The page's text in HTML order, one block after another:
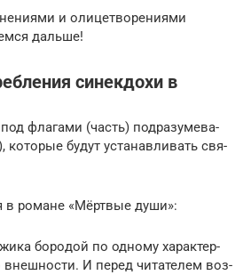
и олицетворениями
дальше!
синекдохи в
фла­га­ми (часть) под­ра­зу­ме­ва­
кото­рые будут уста­нав­ли­вать свя­
в романе «Мёртвые души»:
боро­дой по одно­му харак­тер­
внеш­но­сти. И перед чита­те­лем воз­